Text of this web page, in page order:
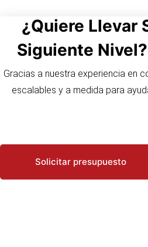
¿Quiere Llevar
Siguiente
Gracias a nuestra experiencia en
escalables y a medida para
Solicitar presupuesto